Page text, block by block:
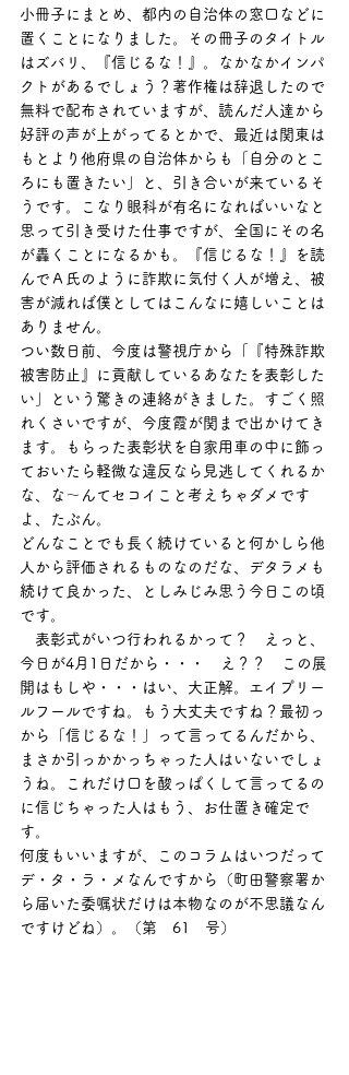
小冊子にまとめ、都内の自治体の窓口などに
置くことになりました。その冊子のタイトル
はズバリ、『信じるな！』。なかなかインパ
クトがあるでしょう？著作権は辞退したので
無料で配布されていますが、読んだ人達から
好評の声が上がってるとかで、最近は関東は
もとより他府県の自治体からも「自分のとこ
ろにも置きたい」と、引き合いが来ているそ
うです。こなり眼科が有名になればいいなと
思って引き受けた仕事ですが、全国にその名
が轟くことになるかも。『信じるな！』を読
んでＡ氏のように詐欺に気付く人が増え、被
害が減れば僕としてはこんなに嬉しいことは
ありません。
つい数日前、今度は警視庁から「『特殊詐欺
被害防止』に貢献しているあなたを表彰した
い」という驚きの連絡がきました。すごく照
れくさいですが、今度霞が関まで出かけてき
ます。もらった表彰状を自家用車の中に飾っ
ておいたら軽微な違反なら見逃してくれるか
な、な～んてセコイこと考えちゃダメです
よ、たぶん。
どんなことでも長く続けていると何かしら他
人から評価されるものなのだな、デタラメも
続けて良かった、としみじみ思う今日この頃
です。
表彰式がいつ行われるかって？　えっと、
今日が4月1日だから・・・　え？？　この展
開はもしや・・・はい、大正解。エイプリー
ルフールですね。もう大丈夫ですね？最初っ
から「信じるな！」って言ってるんだから、
まさか引っかかっちゃった人はいないでしょ
うね。これだけ口を酸っぱくして言ってるの
に信じちゃった人はもう、お仕置き確定で
す。
何度もいいますが、このコラムはいつだって
デ・タ・ラ・メなんですから（町田警察署か
ら届いた委嘱状だけは本物なのが不思議なん
ですけどね）。（第　61　号）